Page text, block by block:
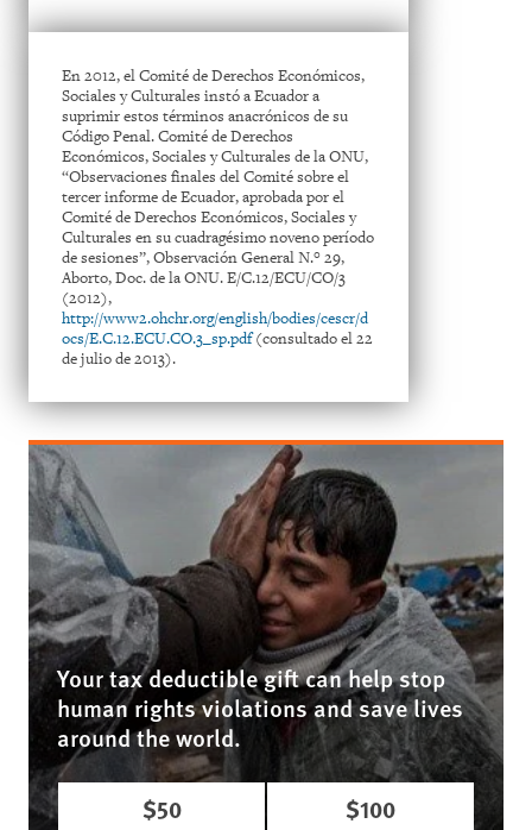
En 2012, el Comité de Derechos Económicos,
Sociales y Culturales instó a Ecuador a
suprimir estos términos anacrónicos de su
Código Penal. Comité de Derechos
Económicos, Sociales y Culturales de la ONU,
“Observaciones finales del Comité sobre el
tercer informe de Ecuador, aprobada por el
Comité de Derechos Económicos, Sociales y
Culturales en su cuadragésimo noveno período
de sesiones”, Observación General N.° 29,
Aborto, Doc. de la ONU. E/C.12/ECU/CO/3
(2012),
http://www2.ohchr.org/english/bodies/cescr/d
ocs/E.C.12.ECU.CO.3_sp.pdf(consultado el 22
de julio de 2013).
Your tax deductible gift can help stop
human rights violations and save lives
around the world.
$50 $100